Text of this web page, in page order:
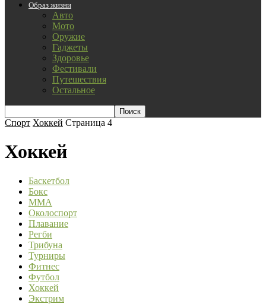
Образ жизни
Авто
Мото
Оружие
Гаджеты
Здоровье
Фестивали
Путешествия
Остальное
Спорт Хоккей Страница 4
Хоккей
Баскетбол
Бокс
ММА
Околоспорт
Плавание
Регби
Трибуна
Турниры
Фитнес
Футбол
Хоккей
Экстрим